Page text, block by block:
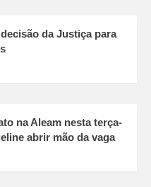
da Justiça para
na Aleam nesta terça-
abrir mão da vaga